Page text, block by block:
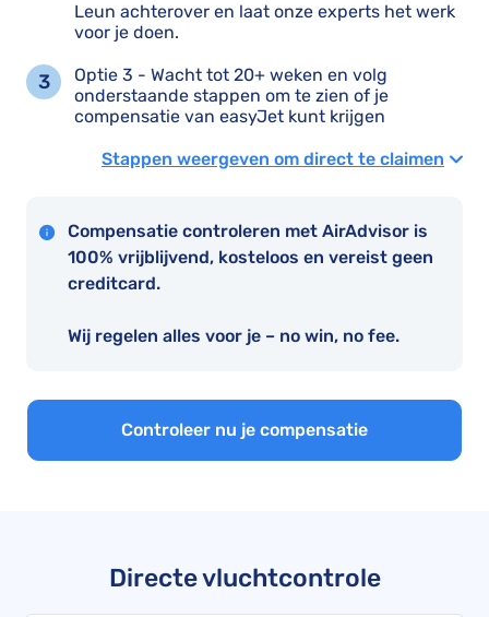
Leun achterover en laat onze experts het werk
voor je doen.
Optie 3 - Wacht tot 20+ weken en volg
onderstaande stappen om te zien of je
compensatie van easyJet kunt krijgen
Stappen weergeven om direct te claimen
Compensatie controleren met AirAdvisor is
100% vrijblijvend, kosteloos en vereist geen
creditcard.
Wij regelen alles voor je – no win, no fee.
Controleer nu je compensatie
Directe vluchtcontrole